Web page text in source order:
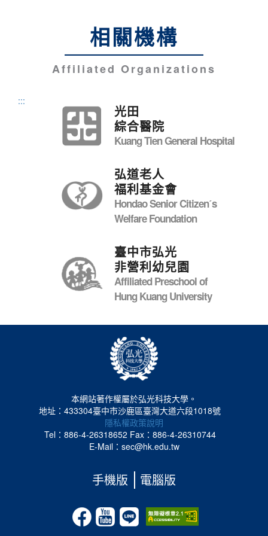
相關機構
Affiliated Organizations
:::
光田
綜合醫院
Kuang Tien General Hospital
弘道老人
福利基金會
Hondao Senior Citizenˊs
Welfare Foundation
臺中市弘光
非營利幼兒園
Affiliated Preschool of
Hung Kuang University
本網站著作權屬於弘光科技大學。
地址：433304臺中市沙鹿區臺灣大道六段1018號
隱私權政策說明
Tel：886-4-26318652 Fax：886-4-26310744
E-Mail：sec@hk.edu.tw
手機版 電腦版